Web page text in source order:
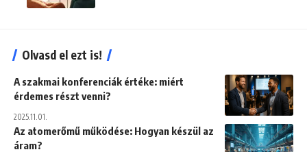
Olvasd el ezt is!
A szakmai konferenciák értéke: miért
érdemes részt venni?
2025.11.01.
Az atomerőmű működése: Hogyan készül az
áram?